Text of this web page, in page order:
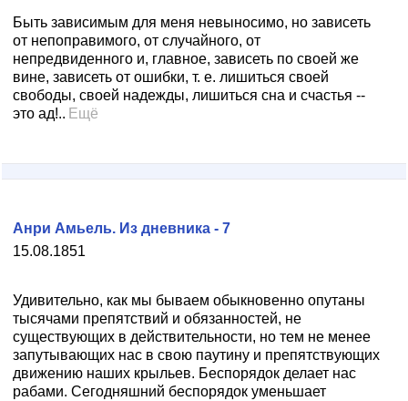
Быть зависимым для меня невыносимо, но зависеть
от непоправимого, от случайного, от
непредвиденного и, главное, зависеть по своей же
вине, зависеть от ошибки, т. е. лишиться своей
свободы, своей надежды, лишиться сна и счастья --
это ад!.. Ещё
15.08.1851
Анри Амьель. Из дневника - 7
Удивительно, как мы бываем обыкновенно опутаны
тысячами препятствий и обязанностей, не
существующих в действительности, но тем не менее
запутывающих нас в свою паутину и препятствующих
движению наших крыльев. Беспорядок делает нас
рабами. Сегодняшний беспорядок уменьшает